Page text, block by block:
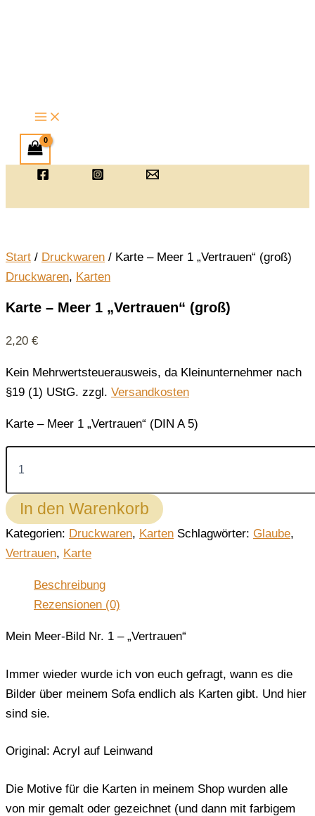
Start / Druckwaren / Karte – Meer 1 „Vertrauen“ (groß)
Druckwaren, Karten
Karte – Meer 1 „Vertrauen“ (groß)
2,20 €
Kein Mehrwertsteuerausweis, da Kleinunternehmer nach
§19 (1) UStG. zzgl. Versandkosten
Karte – Meer 1 „Vertrauen“ (DIN A 5)
Karte
1
"Vertrauen"
(groß)
Menge
In den Warenkorb
Kategorien: Druckwaren, Karten Schlagwörter: Glaube,
Vertrauen, Karte
Beschreibung
Rezensionen (0)
Mein Meer-Bild Nr. 1 – „Vertrauen“
Immer wieder wurde ich von euch gefragt, wann es die
Bilder über meinem Sofa endlich als Karten gibt. Und hier
sind sie.
Original: Acryl auf Leinwand
Die Motive für die Karten in meinem Shop wurden alle
von mir gemalt oder gezeichnet (und dann mit farbigem